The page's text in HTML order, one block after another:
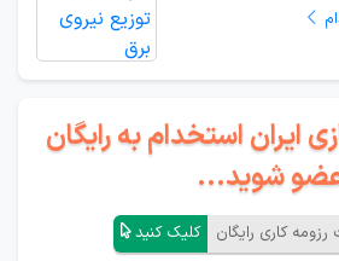
ایران استخدام به رایگان
شوید...
کاری رایگان کلیک کنید